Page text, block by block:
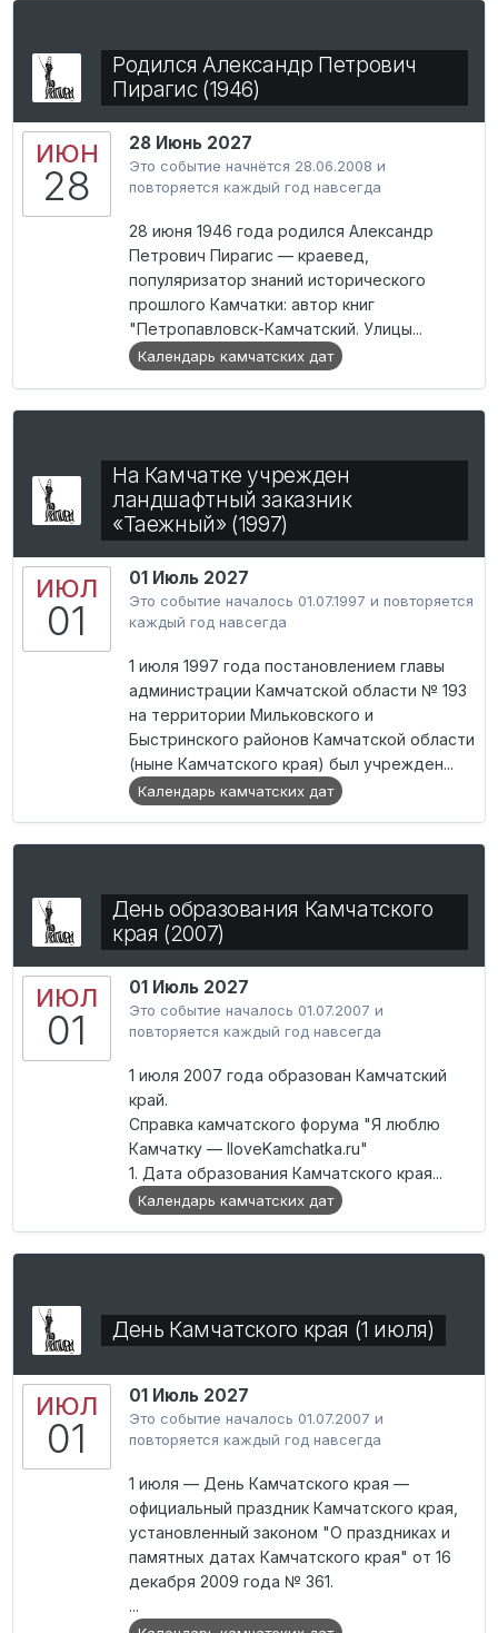
Родился Александр Петрович
Пирагис (1946)
ИЮН
28
28 Июнь 2027
Это событие начнётся 28.06.2008 и
повторяется каждый год навсегда
28 июня 1946 года родился Александр
Петрович Пирагис — краевед,
популяризатор знаний исторического
прошлого Камчатки: автор книг
"Петропавловск-Камчатский. Улицы...
Календарь камчатских дат
На Камчатке учрежден
ландшафтный заказник
«Таежный» (1997)
ИЮЛ
01
01 Июль 2027
Это событие началось 01.07.1997 и повторяется
каждый год навсегда
1 июля 1997 года постановлением главы
администрации Камчатской области № 193
на территории Мильковского и
Быстринского районов Камчатской области
(ныне Камчатского края) был учрежден...
Календарь камчатских дат
День образования Камчатского
края (2007)
ИЮЛ
01
01 Июль 2027
Это событие началось 01.07.2007 и
повторяется каждый год навсегда
1 июля 2007 года образован Камчатский
край.
Справка камчатского форума "Я люблю
Камчатку — IloveKamchatka.ru"
1. Дата образования Камчатского края...
Календарь камчатских дат
День Камчатского края (1 июля)
ИЮЛ
01
01 Июль 2027
Это событие началось 01.07.2007 и
повторяется каждый год навсегда
1 июля — День Камчатского края —
официальный праздник Камчатского края,
установленный законом "О праздниках и
памятных датах Камчатского края" от 16
декабря 2009 года № 361.
...